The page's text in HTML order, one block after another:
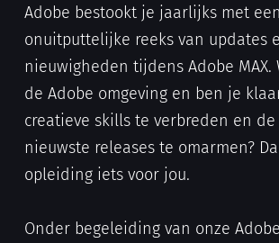
Adobe bestookt je jaarlijks met een
onuitputtelijke reeks van updates
nieuwigheden tijdens Adobe MAX.
de Adobe omgeving en ben je
creatieve skills te verbreden en
nieuwste releases te omarmen?
opleiding iets voor jou.
Onder begeleiding van onze